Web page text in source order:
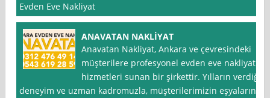
Evden Eve Nakliyat
ANAVATAN NAKLİYAT
Anavatan Nakliyat, Ankara ve çevresindeki
müşterilere profesyonel evden eve nakliyat
hizmetleri sunan bir şirkettir. Yılların verdiği
deneyim ve uzman kadromuzla, müşterilerimizin eşyalarını